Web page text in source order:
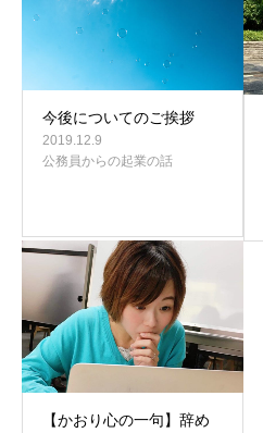
今後についてのご挨拶
2019.12.9
公務員からの起業の話
【かおり心の一句】辞め